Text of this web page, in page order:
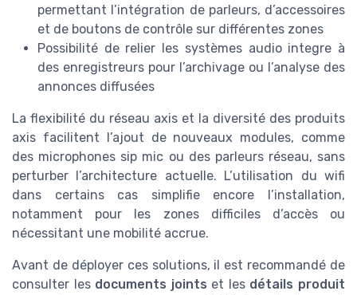
permettant l’intégration de parleurs, d’accessoires
et de boutons de contrôle sur différentes zones
Possibilité de relier les systèmes audio integre à
des enregistreurs pour l’archivage ou l’analyse des
annonces diffusées
La flexibilité du réseau axis et la diversité des produits
axis facilitent l’ajout de nouveaux modules, comme
des microphones sip mic ou des parleurs réseau, sans
perturber l’architecture actuelle. L’utilisation du wifi
dans certains cas simplifie encore l’installation,
notamment pour les zones difficiles d’accès ou
nécessitant une mobilité accrue.
Avant de déployer ces solutions, il est recommandé de
consulter les documents joints et les détails produit